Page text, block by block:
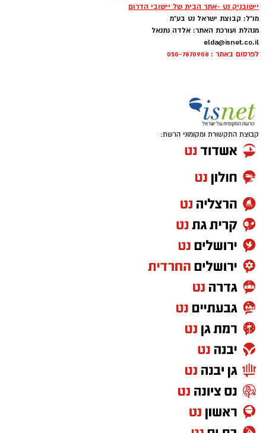
יישובניק נט -אתר הבית של יישובי הדרום
מו"ל: קבוצת ישראל נט בע"מ
מנהלת ועורכת האתר: אלדה נתנאל
elda@isnet.co.il
לפרסום באתר : 050-7870908
קבוצת התקשורת ומקומוני הרשת: